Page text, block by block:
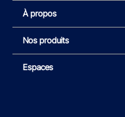
À propos
Nos produits
Espaces